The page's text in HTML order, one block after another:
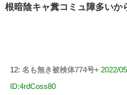
根暗陰キャ糞コミュ障多いか
12: 名も無き被検体774号+ 2022/
ID:4rdCoss80